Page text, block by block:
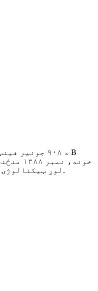
خونه،
لوړ ټیکنالوژۍ زون، چینګدو چین ۶۱۰۰۰۰.